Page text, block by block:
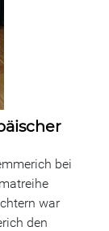
bei
war
den